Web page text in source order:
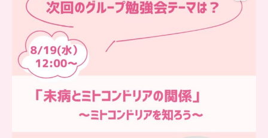
グループ勉強会